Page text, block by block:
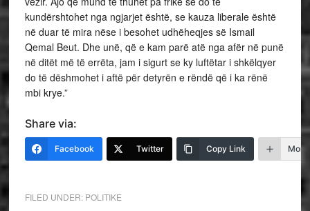
kundërshtohet nga ngjarjet është, se kauza liberale është
në duar të mira nëse i besohet udhëheqjes së Ismail
Qemal Beut. Dhe unë, që e kam parë atë nga afër në punë
në ditët më të errëta, jam i sigurt se ky luftëtar i shkëlqyer
do të dëshmohet i aftë për detyrën e rëndë që i ka rënë
mbi krye.”
Share via:
Facebook Twitter Copy Link More
FILED UNDER: POLITIKE